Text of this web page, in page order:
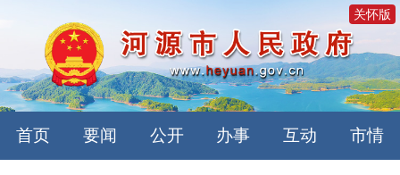
关怀版
首页 要闻 公开 办事 互动 市情